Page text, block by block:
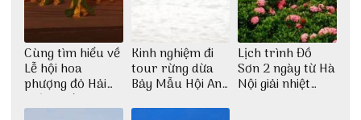
Cùng tìm hiểu về
Lễ hội hoa
phượng đỏ Hải
Phòng với 3vi.vn
Kinh nghiệm đi
tour rừng dừa
Bảy Mẫu Hội An
Lịch trình Đồ
Sơn 2 ngày từ Hà
Nội giải nhiệt